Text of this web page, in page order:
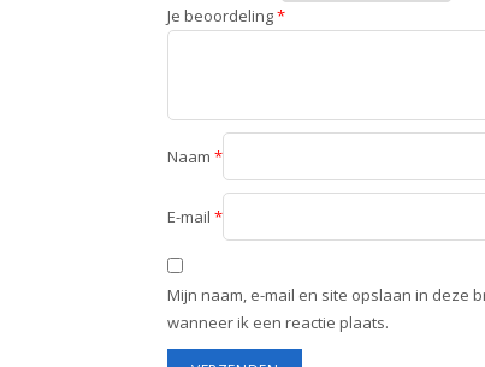
Je beoordeling*
Naam *
E-mail *
Mijn naam, e-mail en site opslaan in deze
wanneer ik een reactie plaats.